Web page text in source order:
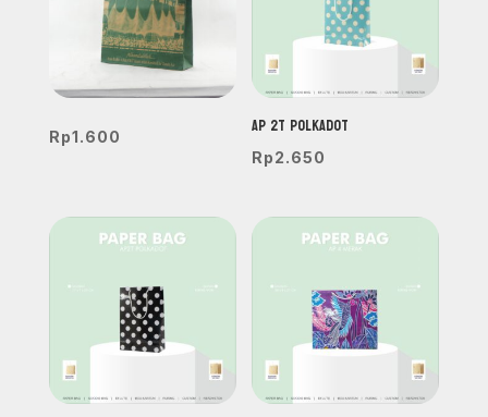
Rp1.600 AP 2T POLKADOT
Rp2.650